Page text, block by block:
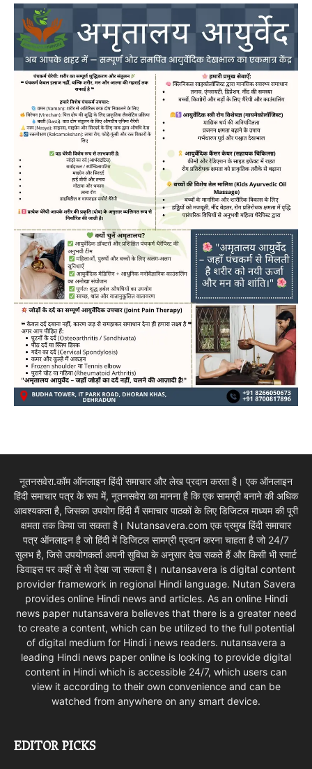
नूतनसवेरा.कॉम ऑनलाइन हिंदी समाचार और लेख प्रदान करता है। एक ऑनलाइन
हिंदी समाचार पत्र के रूप में, नूतनसवेरा का मानना है कि एक सामग्री बनाने की अधिक
आवश्यकता है, जिसका उपयोग हिंदी मैं समाचार पाठकों के लिए डिजिटल माध्यम की पूरी
क्षमता तक किया जा सकता है। Nutansavera.com एक प्रमुख हिंदी समाचार
पत्र ऑनलाइन है जो हिंदी में डिजिटल सामग्री प्रदान करना चाहता है जो 24/7
सुलभ है, जिसे उपयोगकर्ता अपनी सुविधा के अनुसार देख सकते हैं और किसी भी स्मार्ट
डिवाइस पर कहीं से भी देखा जा सकता है। nutansavera is digital content
provider framework in regional Hindi language. Nutan Savera
provides online Hindi news and articles. As an online Hindi
news paper nutansavera believes that there is a greater need
to create a content, which can be utilized to the full potential
of digital medium for Hindi i news readers. nutansavera a
leading Hindi news paper online is looking to provide digital
content in Hindi which is accessible 24/7, which users can
view it according to their own convenience and can be
watched from anywhere on any smart device.
EDITOR PICKS